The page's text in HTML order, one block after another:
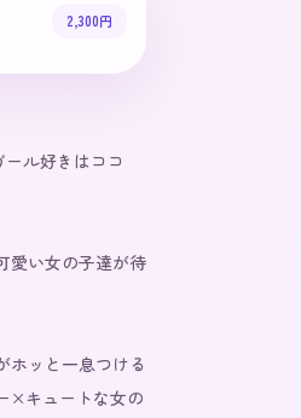
2,300円
ル好きはココ
愛い女の子達が待
ッと一息つける
×キュートな女の